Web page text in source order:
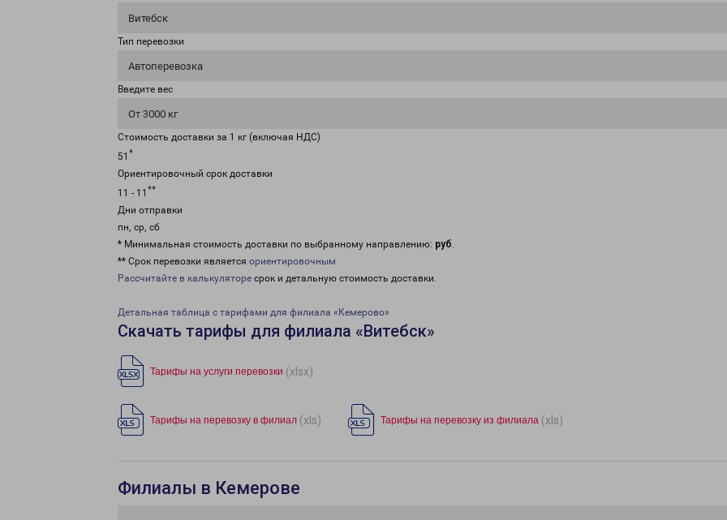
Витебск
Тип перевозки
Автоперевозка
Введите вес
От 3000 кг
Стоимость доставки за 1 кг (включая НДС)
51 *
Ориентировочный срок доставки
11 - 11 **
Дни отправки
пн, ср, сб
* Минимальная стоимость доставки по выбранному направлению: руб.
** Срок перевозки является ориентировочным
Рассчитайте в калькуляторе срок и детальную стоимость доставки.
Детальная таблица с тарифами для филиала «Кемерово»
Скачать тарифы для филиала «Витебск»
Тарифы на услуги перевозки (xlsx)
Тарифы на перевозку в филиал (xls) Тарифы на перевозку из филиала (xls)
Филиалы в Кемерове